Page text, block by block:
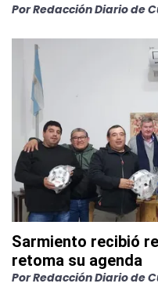
PorRedacción Diario de
Sarmiento recibió
retoma su agenda
PorRedacción Diario de